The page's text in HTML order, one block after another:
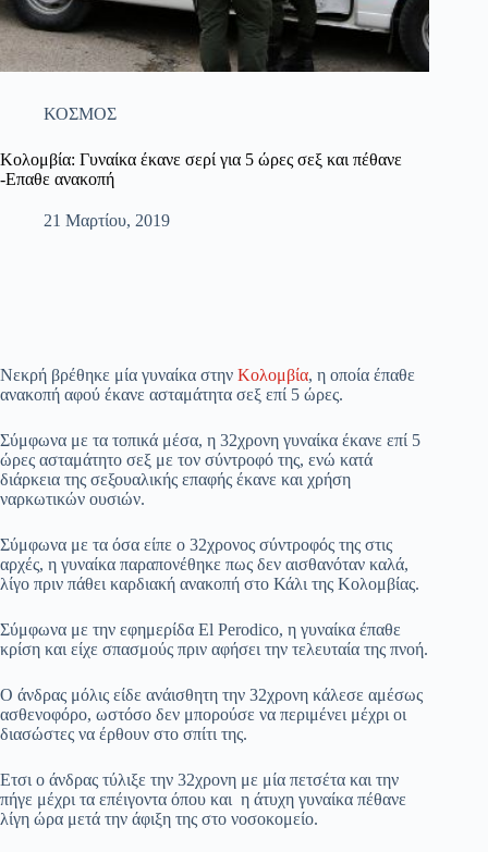
ΚΟΣΜΟΣ
Κολομβία: Γυναίκα έκανε σερί για 5 ώρες σεξ και πέθανε
-Επαθε ανακοπή
21 Μαρτίου, 2019
Νεκρή βρέθηκε μία γυναίκα στην Κολομβία, η οποία έπαθε
ανακοπή αφού έκανε ασταμάτητα σεξ επί 5 ώρες.
Σύμφωνα με τα τοπικά μέσα, η 32χρονη γυναίκα έκανε επί 5
ώρες ασταμάτητο σεξ με τον σύντροφό της, ενώ κατά
διάρκεια της σεξουαλικής επαφής έκανε και χρήση
ναρκωτικών ουσιών.
Σύμφωνα με τα όσα είπε ο 32χρονος σύντροφός της στις
αρχές, η γυναίκα παραπονέθηκε πως δεν αισθανόταν καλά,
λίγο πριν πάθει καρδιακή ανακοπή στο Κάλι της Κολομβίας.
Σύμφωνα με την εφημερίδα El Perodico, η γυναίκα έπαθε
κρίση και είχε σπασμούς πριν αφήσει την τελευταία της πνοή.
Ο άνδρας μόλις είδε ανάισθητη την 32χρονη κάλεσε αμέσως
ασθενοφόρο, ωστόσο δεν μπορούσε να περιμένει μέχρι οι
διασώστες να έρθουν στο σπίτι της.
Ετσι ο άνδρας τύλιξε την 32χρονη με μία πετσέτα και την
πήγε μέχρι τα επέιγοντα όπου και η άτυχη γυναίκα πέθανε
λίγη ώρα μετά την άφιξη της στο νοσοκομείο.